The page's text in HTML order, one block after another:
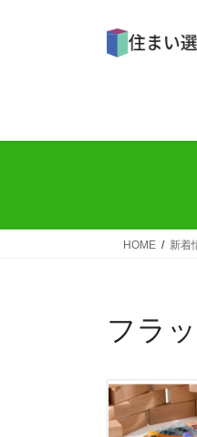
ス
ン
HOME 新着
フラ